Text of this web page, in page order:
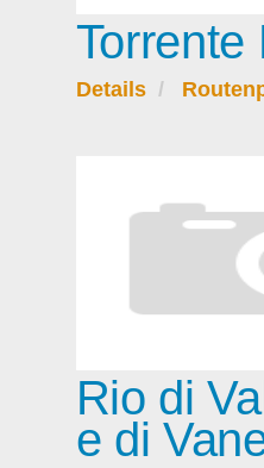
Torrente
Details
Rio di
e di